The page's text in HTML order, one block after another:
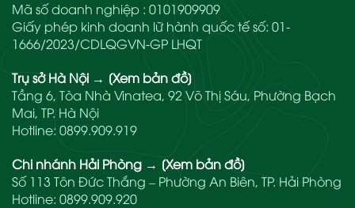
Mã số doanh nghiệp : 0101909909
Giấy phép kinh doanh lữ hành quốc tế số: 01-
1666/2023/CDLQGVN-GP LHQT
Trụ sở Hà Nội → [Xem bản đồ]
Tầng 6, Tòa Nhà Vinatea, 92 Võ Thị Sáu, Phường Bạch
Mai, TP. Hà Nội
Hotline: 0899.909.919
Chi nhánh Hải Phòng → [Xem bản đồ]
Số 113 Tôn Đức Thắng – Phường An Biên, TP. Hải Phòng
Hotline: 0899.909.920